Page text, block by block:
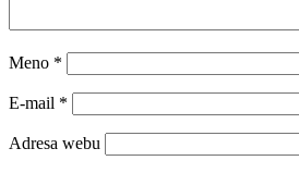
Meno *
E-mail *
Adresa webu